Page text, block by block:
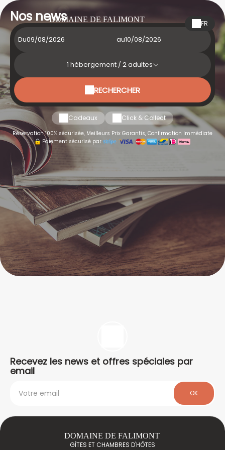
DOMAINE DE FALIMONT FR
Nos news
Du au
1 hébergement /2adultes
RECHERCHER
Cadeaux Click & Collect
Réservation 100% sécurisée, Meilleurs Prix Garantis, Confirmation Immédiate
Paiement sécurisé par
Recevez les news et offres spéciales par
email
OK
DOMAINE DE FALIMONT
GÎTES ET CHAMBRES D'HÔTES